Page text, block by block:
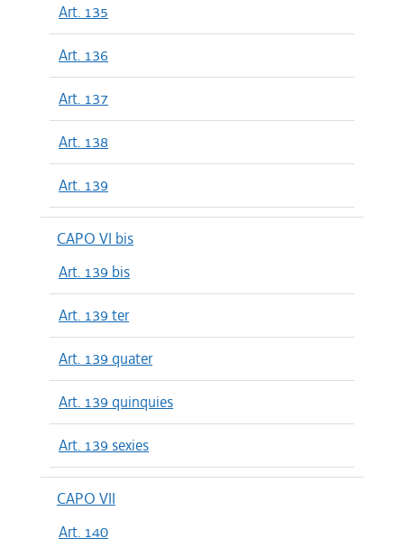
Art. 135
Art. 136
Art. 137
Art. 138
Art. 139
CAPO VI bis
Art. 139 bis
Art. 139 ter
Art. 139 quater
Art. 139 quinquies
Art. 139 sexies
CAPO VII
Art. 140